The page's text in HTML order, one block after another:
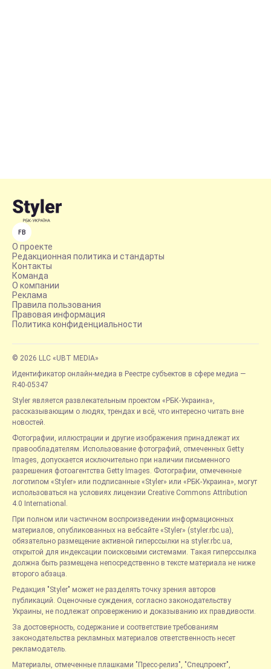
FB
О проекте
Редакционная политика и стандарты
Контакты
Команда
О компании
Реклама
Правила пользования
Правовая информация
Политика конфиденциальности
© 2026 LLC «UBT MEDIA»
Идентификатор онлайн-медиа в Реестре субъектов в сфере медиа —
R40-05347
Styler является развлекательным проектом «РБК-Украина»,
рассказывающим о людях, трендах и всё, что интересно читать вне
новостей.
Фотографии, иллюстрации и другие изображения принадлежат их
правообладателям. Использование фотографий, отмеченных Getty
Images, допускается исключительно при наличии письменного
разрешения фотоагентства Getty Images. Фотографии, отмеченные
логотипом «Styler» или подписанные «Styler» или «РБК-Украина», могут
использоваться на условиях лицензии Creative Commons Attribution
4.0 International.
При полном или частичном воспроизведении информационных
материалов, опубликованных на вебсайте «Styler» (styler.rbc.ua),
обязательно размещение активной гиперссылки на styler.rbc.ua,
открытой для индексации поисковыми системами. Такая гиперссылка
должна быть размещена непосредственно в тексте материала не ниже
второго абзаца.
Редакция "Styler" может не разделять точку зрения авторов
публикаций. Оценочные суждения, согласно законодательству
Украины, не подлежат опровержению и доказыванию их правдивости.
За достоверность, содержание и соответствие требованиям
законодательства рекламных материалов ответственность несет
рекламодатель.
Материалы, отмеченные плашками "Пресс-релиз", "Спецпроект",